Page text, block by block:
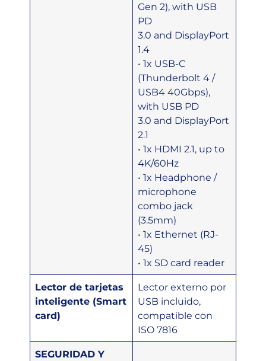
Gen 2), with USB
PD
3.0 and DisplayPort
1.4
• 1x USB-C
(Thunderbolt 4 /
USB4 40Gbps),
with USB PD
3.0 and DisplayPort
2.1
• 1x HDMI 2.1, up to
4K/60Hz
• 1x Headphone /
microphone
combo jack
(3.5mm)
• 1x Ethernet (RJ-
45)
• 1x SD card reader
Lector de tarjetas
inteligente (Smart
card)
Lector externo por
USB incluido,
compatible con
ISO 7816
SEGURIDAD Y